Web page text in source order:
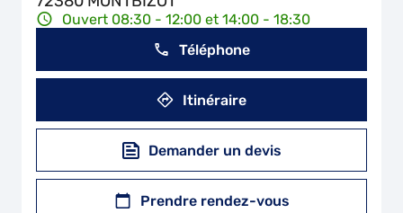
Ouvert 08:30 - 12:00 et 14:00 - 18:30
Téléphone
Itinéraire
Demander un devis
Prendre rendez-vous